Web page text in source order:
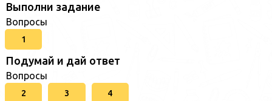
Выполни задание
Вопросы
1
Подумай и дай ответ
Вопросы
2 3 4